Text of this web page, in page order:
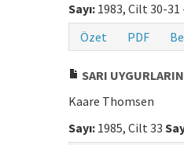
Sayı: 1983, Cilt 30-31
Özet
PDF
SARI
Kaare Thomsen
Sayı: 1985, Cilt 33